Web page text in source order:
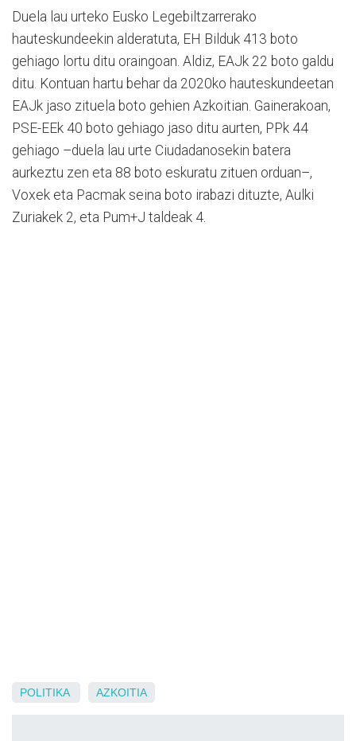
Duela lau urteko Eusko Legebiltzarrerako
hauteskundeekin alderatuta, EH Bilduk 413 boto
gehiago lortu ditu oraingoan. Aldiz, EAJk 22 boto galdu
ditu. Kontuan hartu behar da 2020ko hauteskundeetan
EAJk jaso zituela boto gehien Azkoitian. Gainerakoan,
PSE-EEk 40 boto gehiago jaso ditu aurten, PPk 44
gehiago –duela lau urte Ciudadanosekin batera
aurkeztu zen eta 88 boto eskuratu zituen orduan–,
Voxek eta Pacmak seina boto irabazi dituzte, Aulki
Zuriakek 2, eta Pum+J taldeak 4.
POLITIKA AZKOITIA